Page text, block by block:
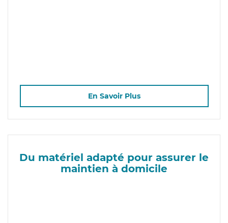
En Savoir Plus
Du matériel adapté pour assurer le
maintien à domicile